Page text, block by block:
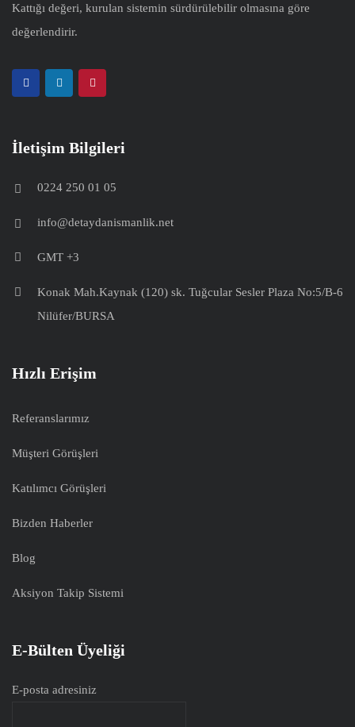
Kattığı değeri, kurulan sistemin sürdürülebilir olmasına göre
değerlendirir.
İletişim Bilgileri
0224 250 01 05
info@detaydanismanlik.net
GMT +3
Konak Mah.Kaynak (120) sk. Tuğcular Sesler Plaza No:5/B-6
Nilüfer/BURSA
Hızlı Erişim
Referanslarımız
Müşteri Görüşleri
Katılımcı Görüşleri
Bizden Haberler
Blog
Aksiyon Takip Sistemi
E-Bülten Üyeliği
E-posta adresiniz